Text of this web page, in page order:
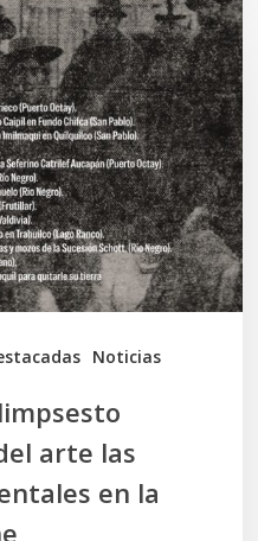
Noticias
arte las
en la